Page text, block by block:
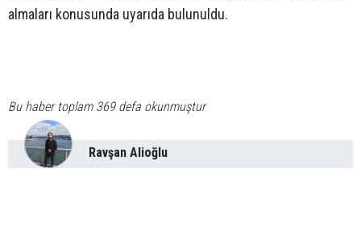
almaları konusunda uyarıda bulunuldu.
Bu haber toplam 369 defa okunmuştur
Ravşan Alioğlu